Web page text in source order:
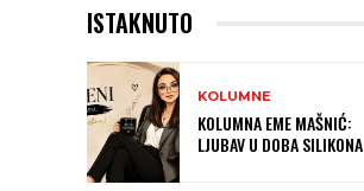
ISTAKNUTO
KOLUMNE
KOLUMNA EME MAŠNIĆ:
LJUBAV U DOBA SILIKONA